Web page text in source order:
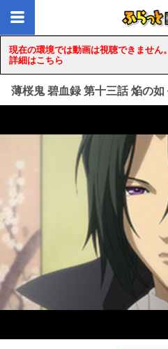
現在の環境では動画は視聴できません。
詳細はこちら
薄桜鬼 碧血録 第十三話 焔の如